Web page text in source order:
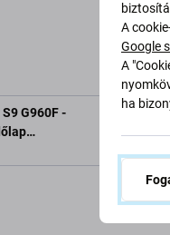
G960F -
A
Google
A
ha